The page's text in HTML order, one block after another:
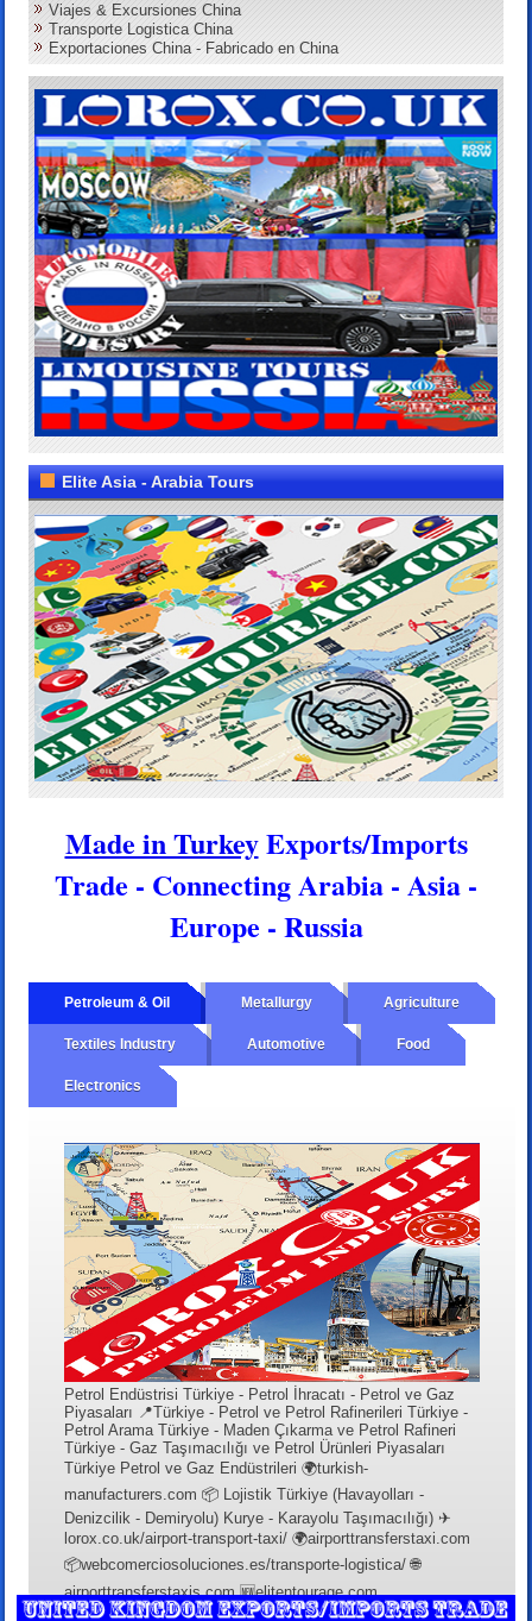
Viajes & Excursiones China
Transporte Logistica China
Exportaciones China - Fabricado en China
Elite Asia - Arabia Tours
Made in TurkeyExports/Imports
Trade - Connecting Arabia - Asia -
Europe - Russia
Petroleum & Oil Metallurgy Agriculture
Textiles Industry Automotive Food
Electronics
Petrol Endüstrisi Türkiye - Petrol İhracatı - Petrol ve Gaz
Piyasaları 📍Türkiye - Petrol ve Petrol Rafinerileri Türkiye -
Petrol Arama Türkiye - Maden Çıkarma ve Petrol Rafineri
Türkiye - Gaz Taşımacılığı ve Petrol Ürünleri Piyasaları
Türkiye Petrol ve Gaz Endüstrileri 🌍turkish-
manufacturers.com 📦 Lojistik Türkiye (Havayolları -
Denizcilik - Demiryolu) Kurye - Karayolu Taşımacılığı) ✈
lorox.co.uk/airport-transport-taxi/ 🌍airporttransferstaxi.com
📦webcomerciosoluciones.es/transporte-logistica/ 🌐
airporttransferstaxis.com 🆕elitentourage.com